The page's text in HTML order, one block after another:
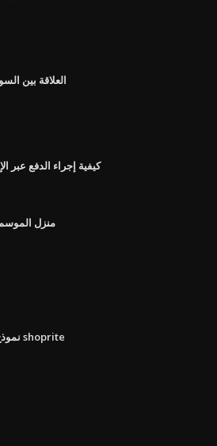
العلاقة بين
كيفية إجراء الدفع عبر
منزل
نموذج طلب التبرع عبر الإنترنت من shoprite